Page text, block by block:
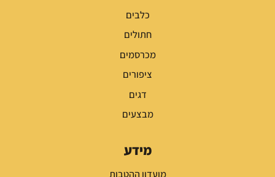
כלבים
חתולים
מכרסמים
ציפורים
דגים
מבצעים
מידע
מועדון ההטבות